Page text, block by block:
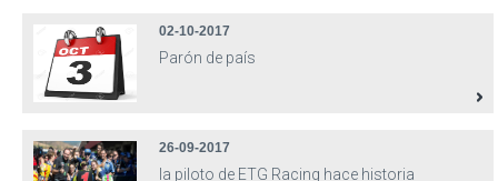
02-10-2017
Parón de país
26-09-2017
la piloto de ETG Racing hace historia